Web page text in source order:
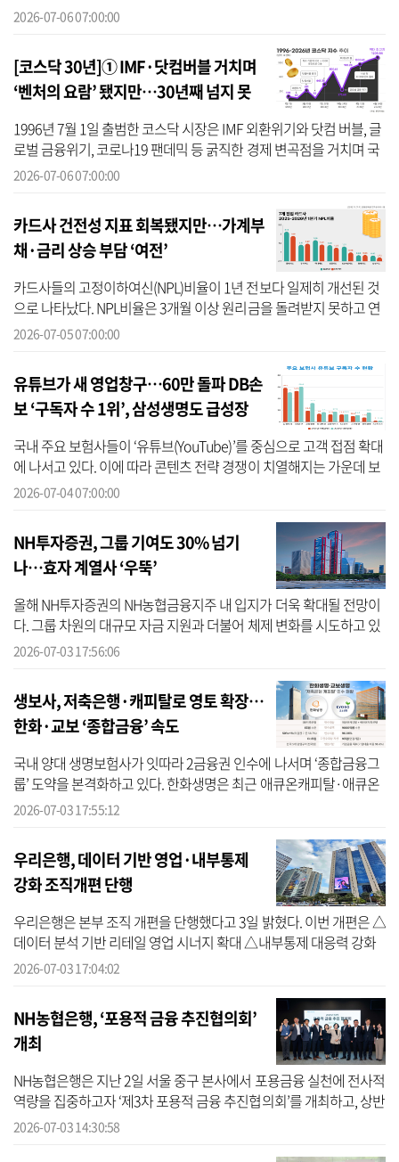
실적에도 관심이 쏠리고 있다. 올해 상장이 완료되면 대표 주관사로
2026-07-06 07:00:00
[코스닥 30년]① IMF·닷컴버블 거치며
‘벤처의 요람’ 됐지만…30년째 넘지 못
한 출발선
1996년 7월 1일 출범한 코스닥 시장은 IMF 외환위기와 닷컴 버블, 글
로벌 금융위기, 코로나19 팬데믹 등 굵직한 경제 변곡점을 거치며 국
내 벤처·기술기업의 성장 기반으로 자리 잡았다. 출범 30주년을 맞아
2026-07-06 07:00:00
카드사 건전성 지표 회복됐지만…가계부
채·금리 상승 부담 ‘여전’
카드사들의 고정이하여신(NPL)비율이 1년 전보다 일제히 개선된 것
으로 나타났다. NPL비율은 3개월 이상 원리금을 돌려받지 못하고 연
체돼 사실상 회수 가능성이 낮은 부실채권의 비율을 뜻하는 것으로,
2026-07-05 07:00:00
유튜브가 새 영업창구…60만 돌파 DB손
보 ‘구독자 수 1위’, 삼성생명도 급성장
국내 주요 보험사들이 ‘유튜브(YouTube)’를 중심으로 고객 접점 확대
에 나서고 있다. 이에 따라 콘텐츠 전략 경쟁이 치열해지는 가운데 보
험사별 채널 영향력 격차가 벌어지는 모양새다. 4일 유튜브 채널 구
2026-07-04 07:00:00
NH투자증권, 그룹 기여도 30% 넘기
나…효자 계열사 ‘우뚝’
올해 NH투자증권의 NH농협금융지주 내 입지가 더욱 확대될 전망이
다. 그룹 차원의 대규모 자금 지원과 더불어 체제 변화를 시도하고 있
는 가운데 증권업 호황에 따라 2분기 실적 기대감도 높아지고 있기 때
2026-07-03 17:56:06
생보사, 저축은행·캐피탈로 영토 확장…
한화·교보 ‘종합금융’ 속도
국내 양대 생명보험사가 잇따라 2금융권 인수에 나서며 ‘종합금융그
룹’ 도약을 본격화하고 있다. 한화생명은 최근 애큐온캐피탈·애큐온
저축은행 패키지 인수전에서 우선협상대상자 지위를 확보했다. 교보
2026-07-03 17:55:12
우리은행, 데이터 기반 영업·내부통제
강화 조직개편 단행
우리은행은 본부 조직 개편을 단행했다고 3일 밝혔다. 이번 개편은 △
데이터 분석 기반 리테일 영업 시너지 확대 △내부통제 대응력 강화
△조직 운영 효율성 제고에 중점을 두고 진행됐다. 먼저 기존의 △개
2026-07-03 17:04:02
NH농협은행, ‘포용적 금융 추진협의회’
개최
NH농협은행은 지난 2일 서울 중구 본사에서 포용금융 실천에 전사적
역량을 집중하고자 ‘제3차 포용적 금융 추진협의회’를 개최하고, 상반
기 포용금융 지원현황 점검 및 하반기 추진계획을 논의했다고 3일 밝
2026-07-03 14:30:58